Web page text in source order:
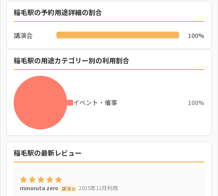
稲毛駅の予約用途詳細の割合
講演会 100%
稲毛駅の用途カテゴリー別の利用割合
イベント・催事 100%
稲毛駅の最新レビュー
minoruta zero 講演会 2025年12月利用